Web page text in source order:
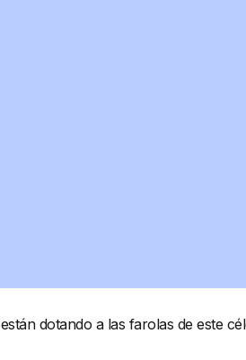
dotando a las farolas de este